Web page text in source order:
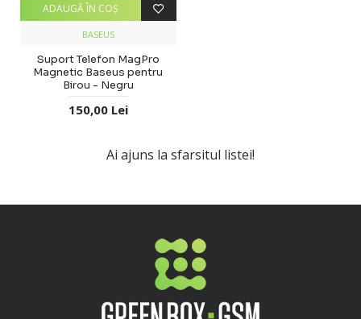
BASEUS
Suport Telefon MagPro
Magnetic Baseus pentru
Birou - Negru
150,00 Lei
ADAUGĂ ÎN COŞ
Ai ajuns la sfarsitul listei!